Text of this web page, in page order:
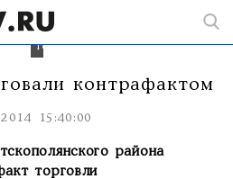
2
года
контрафактом
15:40:00
района
торговли